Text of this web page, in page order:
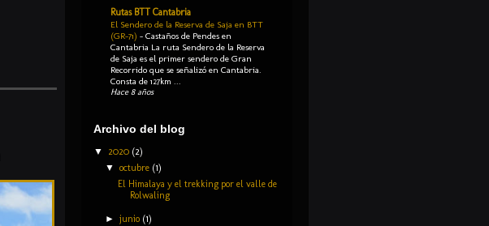
Rutas BTT Cantabria
El Sendero de la Reserva de Saja en BTT
(GR-71) - Castaños de Pendes en
Cantabria La ruta Sendero de la Reserva
de Saja es el primer sendero de Gran
Recorrido que se señalizó en Cantabria.
Consta de 127km ...
Hace 8 años
Archivo del blog
▼ 2020 (2)
▼octubre (1)
El Himalaya y el trekking por el valle de
Rolwaling
►junio (1)